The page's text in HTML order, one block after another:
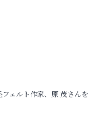
ェルト作家、原 茂さん